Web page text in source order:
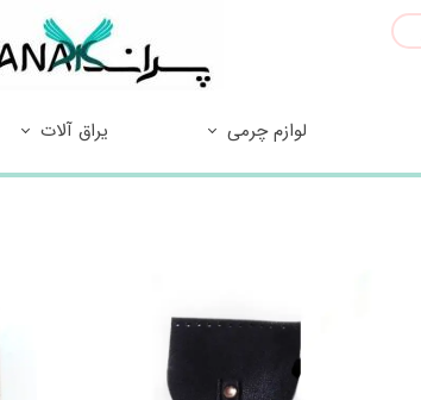
لوازم چرمی یراق آلات